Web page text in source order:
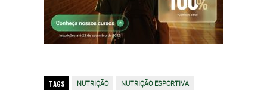
TAGS NUTRIÇÃO NUTRIÇÃO ESPORTIVA